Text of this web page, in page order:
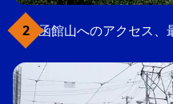
函館山へのアクセス、